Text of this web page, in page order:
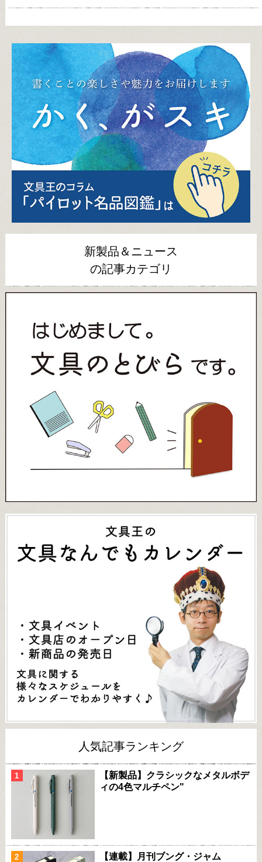
新製品＆ニュース
の記事カテゴリ
人気記事ランキング
【新製品】クラシックなメタルボデ
ィの4色マルチペン"
【連載】月刊ブング・ジャム